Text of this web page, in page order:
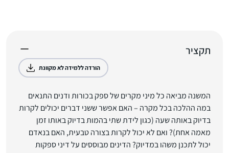
תקציר
הורדה ללמידה לא מקוונת
המשנה מביאה כל מיני מקרים של ספק בכורות ודנים התנאים
במה ההלכה בכל מקרה – האם אפשר ששני דברים יכולים לקרות
בדיוק באותה שעה (כגון לידת שתי בהמות בדיוק באותו זמן
מאמה אחת)? ואם לא יכול לקרות בצורה טבעית, האם בנאדם
יכול לתכנן משהו במדיוק? הדינים מבוססים על דיני ספקות